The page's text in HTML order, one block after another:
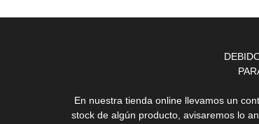
En nuestra tienda online llevamos un
stock de algún producto, avisaremos lo